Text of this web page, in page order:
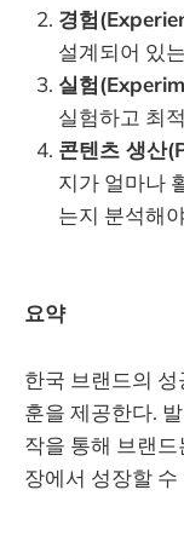
경험
설계되어 있
실험
실험하고 최
콘텐츠 생산
지가 얼마나
는지 분석해
요약
한국 브랜드의
훈을 제공한다.
작을 통해 브랜
장에서 성장할 수